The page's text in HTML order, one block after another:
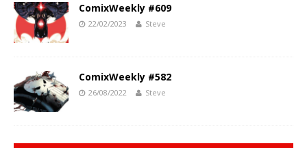
ComixWeekly #609
22/02/2023 Steve
ComixWeekly #582
26/08/2022 Steve